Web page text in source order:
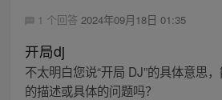
1 个回答 2024年09月18日 01:35
开局dj
不太明白您说“开局 DJ”的具体意思
的描述或具体的问题吗？